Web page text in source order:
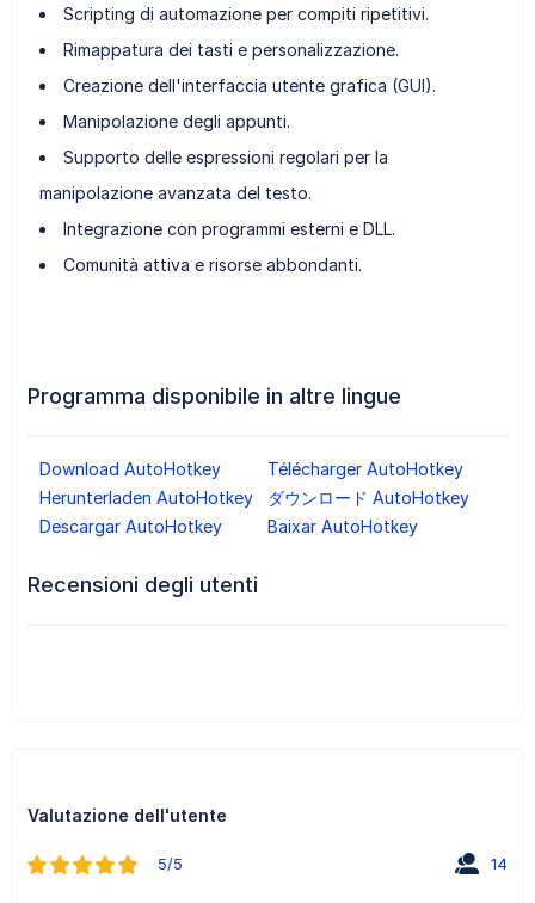
Scripting di automazione per compiti ripetitivi.
Rimappatura dei tasti e personalizzazione.
Creazione dell'interfaccia utente grafica (GUI).
Manipolazione degli appunti.
Supporto delle espressioni regolari per la
manipolazione avanzata del testo.
Integrazione con programmi esterni e DLL.
Comunità attiva e risorse abbondanti.
Programma disponibile in altre lingue
Download AutoHotkey
Télécharger AutoHotkey
Herunterladen AutoHotkey
ダウンロード AutoHotkey
Descargar AutoHotkey
Baixar AutoHotkey
Recensioni degli utenti
Valutazione dell'utente
5/5 14